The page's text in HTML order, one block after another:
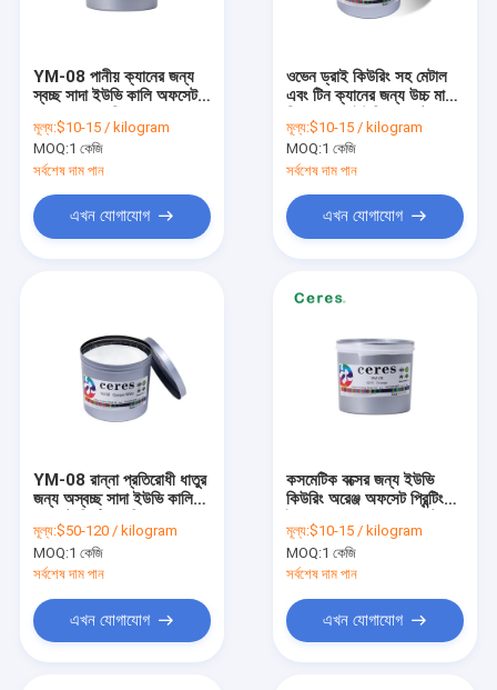
YM-08 পানীয় ক্যানের জন্য
স্বচ্ছ সাদা ইউভি কালি অফসেট
মূল্য:$10-15 / kilogram
MOQ:1 কেজি
সর্বশেষ দাম পান
এখন যোগাযোগ
ওভেন ড্রাই কিউরিং সহ মেটাল
এবং টিন ক্যানের জন্য উচ্চ মানের
প্রিন্টিং ইঙ্ক
মূল্য:$10-15 / kilogram
MOQ:1 কেজি
সর্বশেষ দাম পান
এখন যোগাযোগ
YM-08 রান্না প্রতিরোধী ধাতুর
জন্য অস্বচ্ছ সাদা ইউভি কালি
মূল্য:$50-120 / kilogram
MOQ:1 কেজি
সর্বশেষ দাম পান
এখন যোগাযোগ
কসমেটিক বক্সের জন্য ইউভি
কিউরিং অরেঞ্জ অফসেট প্রিন্টিং
প্রিন্টিং ইঙ্ক
মূল্য:$10-15 / kilogram
MOQ:1 কেজি
সর্বশেষ দাম পান
এখন যোগাযোগ